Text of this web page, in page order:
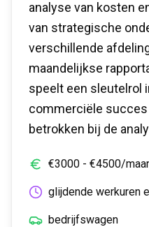
analyse van kosten
van strategische
verschillende
maandelijkse
speelt een sleutelrol
commerciële
betrokken bij de
€3000 - €4500/
glijdende werkuren
bedrijfswagen